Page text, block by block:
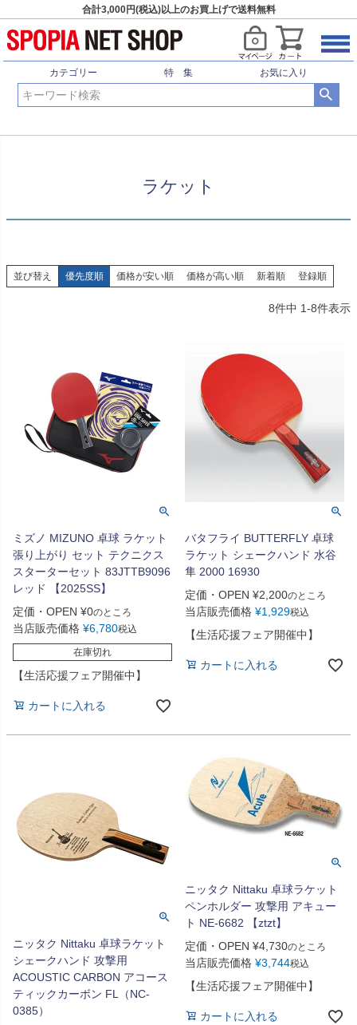
合計3,000円(税込)以上のお買上げで送料無料
カテゴリー 特 集 お気に入り
HOME 卓球用品 ラケット
ラケット
並び替え 優先度順 価格が安い順 価格が高い順 新着順 登録順
8件中 1-8件表示
ミズノ MIZUNO 卓球 ラケット
張り上がり セット テクニクス
スターターセット 83JTTB9096
レッド 【2025SS】
定価・OPEN ¥0のところ
当店販売価格 ¥6,780税込
在庫切れ
【生活応援フェア開催中】
カートに入れる
バタフライ BUTTERFLY 卓球
ラケット シェークハンド 水谷
隼 2000 16930
定価・OPEN ¥2,200のところ
当店販売価格 ¥1,929税込
【生活応援フェア開催中】
カートに入れる
ニッタク Nittaku 卓球ラケット
シェークハンド 攻撃用
ACOUSTIC CARBON アコース
ティックカーボン FL（NC-
0385）
ニッタク Nittaku 卓球ラケット
ペンホルダー 攻撃用 アキュー
ト NE-6682 【ztzt】
定価・OPEN ¥4,730のところ
当店販売価格 ¥3,744税込
【生活応援フェア開催中】
カートに入れる